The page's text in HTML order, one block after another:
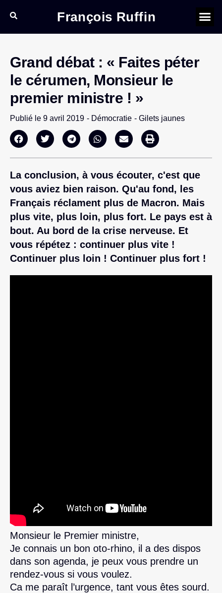
François Ruffin
Grand débat : « Faites péter
le cérumen, Monsieur le
premier ministre ! »
Publié le 9 avril 2019 - Démocratie - Gilets jaunes
La conclusion, à vous écouter, c'est que
vous aviez bien raison. Qu'au fond, les
Français réclament plus de Macron. Mais
plus vite, plus loin, plus fort. Le pays est à
bout. Au bord de la crise nerveuse. Et
vous répétez : continuer plus vite !
Continuer plus loin ! Continuer plus fort !
Monsieur le Premier ministre,
Je connais un bon oto-rhino, il a des dispos
dans son agenda, je peux vous prendre un
rendez-vous si vous voulez.
Ca me paraît l’urgence, tant vous êtes sourd.